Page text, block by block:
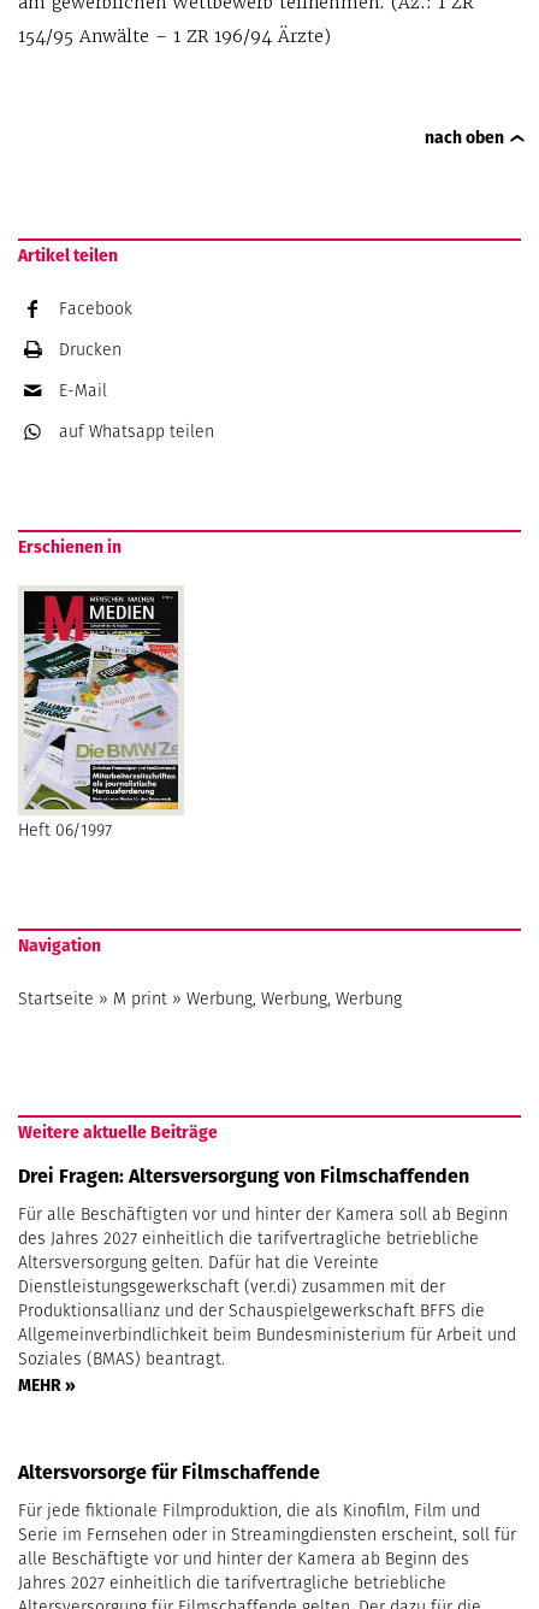
154/95 Anwälte – 1 ZR 196/94 Ärzte)
nach oben
Artikel teilen
Facebook
Drucken
E-Mail
auf Whatsapp teilen
Erschienen in
Heft 06/1997
Navigation
Startseite » M print » Werbung, Werbung, Werbung
Weitere aktuelle Beiträge
Drei Fragen: Altersversorgung von Filmschaffenden
Für alle Beschäftigten vor und hinter der Kamera soll ab Beginn
des Jahres 2027 einheitlich die tarifvertragliche betriebliche
Altersversorgung gelten. Dafür hat die Vereinte
Dienstleistungsgewerkschaft (ver.di) zusammen mit der
Produktionsallianz und der Schauspielgewerkschaft BFFS die
Allgemeinverbindlichkeit beim Bundesministerium für Arbeit und
Soziales (BMAS) beantragt.
MEHR »
Altersvorsorge für Filmschaffende
Für jede fiktionale Filmproduktion, die als Kinofilm, Film und
Serie im Fernsehen oder in Streamingdiensten erscheint, soll für
alle Beschäftigte vor und hinter der Kamera ab Beginn des
Jahres 2027 einheitlich die tarifvertragliche betriebliche